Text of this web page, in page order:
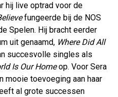
hij live optrad voor de
fungeerde bij de NOS
Spelen. Hij bracht eerder
uit genaamd, Where Did All
succesvolle singles als
Is Our Homeop. Voor Sera
mooie toevoeging aan haar
al grote successen